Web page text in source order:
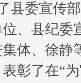
委宣传部
、县纪委
体、徐静
彰了在“